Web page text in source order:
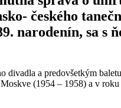
českého
narodenín, sa
divadla a predovšetkým
(1954 – 1958) a v